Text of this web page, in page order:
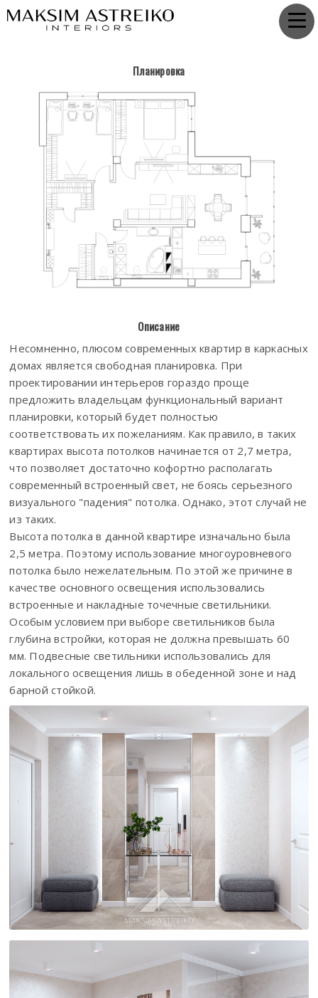
Планировка
Описание
Несомненно, плюсом современных квартир в каркасных
домах является свободная планировка. При
проектировании интерьеров гораздо проще
предложить владельцам функциональный вариант
планировки, который будет полностью
соответствовать их пожеланиям. Как правило, в таких
квартирах высота потолков начинается от 2,7 метра,
что позволяет достаточно кофортно располагать
современный встроенный свет, не боясь серьезного
визуального "падения" потолка. Однако, этот случай не
из таких.
Высота потолка в данной квартире изначально была
2,5 метра. Поэтому использование многоуровневого
потолка было нежелательным. По этой же причине в
качестве основного освещения использовались
встроенные и накладные точечные светильники.
Особым условием при выборе светильников была
глубина встройки, которая не должна превышать 60
мм. Подвесные светильники использовались для
локального освещения лишь в обеденной зоне и над
барной стойкой.